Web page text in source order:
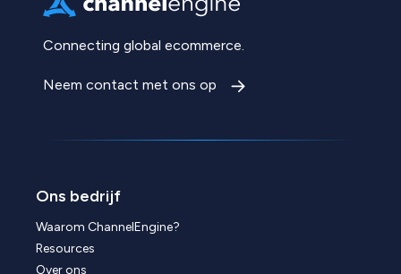
Connecting global ecommerce.
Neem contact met ons op
Ons bedrijf
Waarom ChannelEngine?
Resources
Over ons